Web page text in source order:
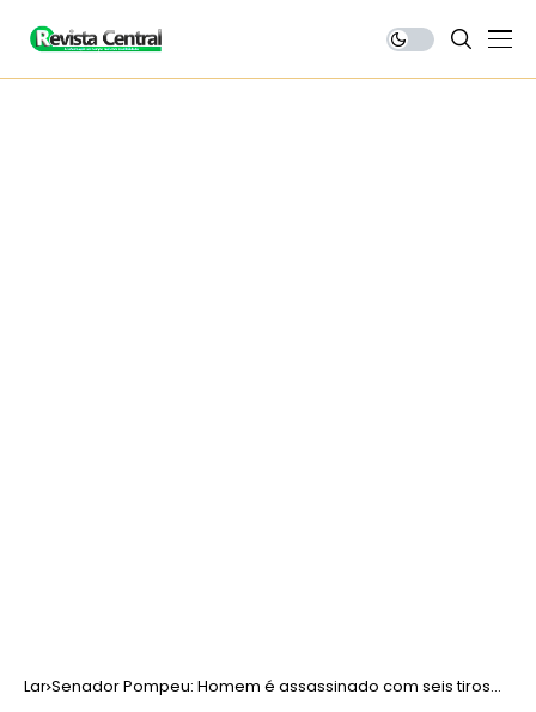
Lar Senador Pompeu: Homem é assassinado com seis tiros